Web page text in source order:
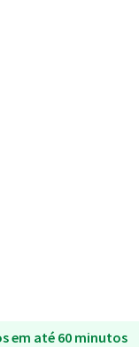
em até 60 minutos